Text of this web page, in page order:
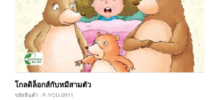
โกลดิล็อกส์กับหมีสามตัว
รหัสสินค้า : P-YOU-0911